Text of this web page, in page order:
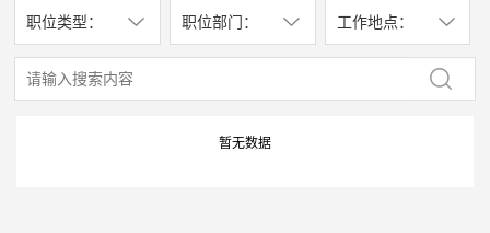
职位类型： 职位部门： 工作地点：
暂无数据